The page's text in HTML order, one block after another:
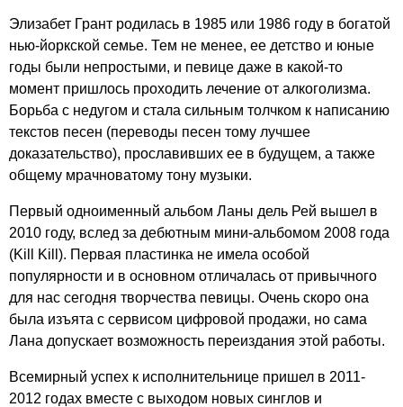
Элизабет Грант родилась в 1985 или 1986 году в богатой
нью-йоркской семье. Тем не менее, ее детство и юные
годы были непростыми, и певице даже в какой-то
момент пришлось проходить лечение от алкоголизма.
Борьба с недугом и стала сильным толчком к написанию
текстов песен (переводы песен тому лучшее
доказательство), прославивших ее в будущем, а также
общему мрачноватому тону музыки.
Первый одноименный альбом Ланы дель Рей вышел в
2010 году, вслед за дебютным мини-альбомом 2008 года
(Kill Kill ). Первая пластинка не имела особой
популярности и в основном отличалась от привычного
для нас сегодня творчества певицы. Очень скоро она
была изъята с сервисом цифровой продажи, но сама
Лана допускает возможность переиздания этой работы.
Всемирный успех к исполнительнице пришел в 2011-
2012 годах вместе с выходом новых синглов и